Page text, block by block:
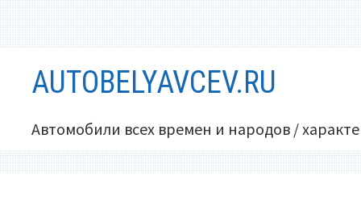
содержимомуAUTOBELYAVCEV.RU
Автомобили всех времен и народов /